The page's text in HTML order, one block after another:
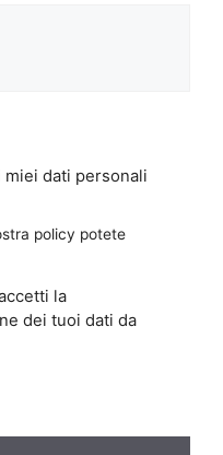
dati personali
policy potete
la
dei tuoi dati da